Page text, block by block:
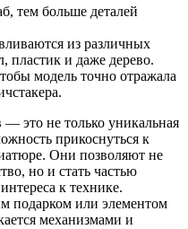
тем больше деталей
из различных
пластик и даже дерево.
модель точно отражала
это не только уникальная
прикоснуться к
Они позволяют не
но и стать частью
к технике.
подарком или элементом
механизмами и